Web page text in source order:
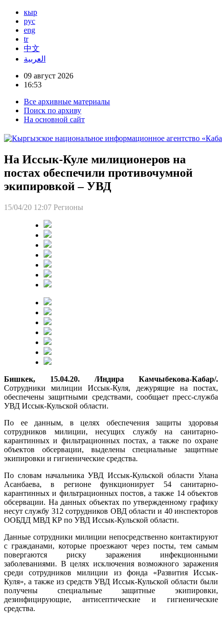
кыр
рус
eng
tr
中文
العربية
09 август 2026
16:53
Все архивные материалы
Поиск по архиву
На основной сайт
На Иссык-Куле милиционеров на
постах обеспечили противочумной
экипировкой – УВД
15/04/20 12:07 Регионы
Бишкек, 15.04.20. /Индира Камчыбекова-Кабар/.
Сотрудники милиции Иссык-Куля, дежурящие на постах,
обеспечены защитными средствами, сообщает пресс-служба
УВД Иссык-Кульской области.
По ее данным, в целях обеспечения защиты здоровья
сотрудников милиции, несущих службу на санитарно-
карантинных и фильтрационных постах, а также по охране
объектов обсервации, выделены специальные защитные
экипировки и гигиенические средства.
По словам начальника УВД Иссык-Кульской области Улана
Асанбаева, в регионе функционирует 54 санитарно-
карантинных и фильтрационных постов, а также 14 объектов
обсервации. На данных объектах по утвержденному графику
несут службу 312 сотрудников ОВД области и 40 инспекторов
ООБДД МВД КР по УВД Иссык-Кульской области.
Данные сотрудники милиции непосредственно контактируют
с гражданами, которые проезжают через посты, тем самым
повергаются риску заражения инфекционными
заболеваниями. В целях исключения возможного заражения
среди сотрудников милиции из фонда «Развития Иссык-
Куля», а также из средств УВД Иссык-Кульской области были
получены специальные защитные экипировки,
дезинфицирующие, антисептические и гигиенические
средства.